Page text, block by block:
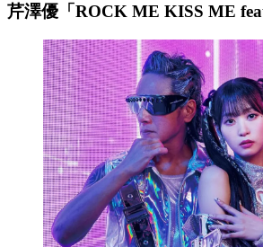
芹澤優「ROCK ME KISS ME